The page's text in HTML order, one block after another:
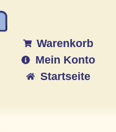
Warenkorb
Mein Konto
Startseite